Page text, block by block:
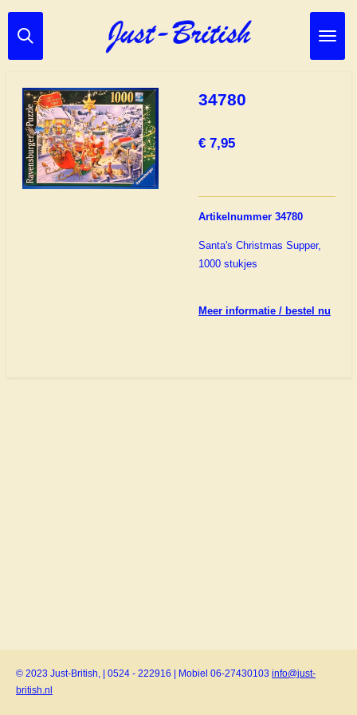
Ga
direct
hoofdinhoud
34780
€ 7,95
Artikelnummer 34780
Santa's Christmas Supper,
1000 stukjes
Meer informatie / bestel nu
© 2023 Just-British, | 0524 - 222916 | Mobiel 06-27430103 info@just-
british.nl